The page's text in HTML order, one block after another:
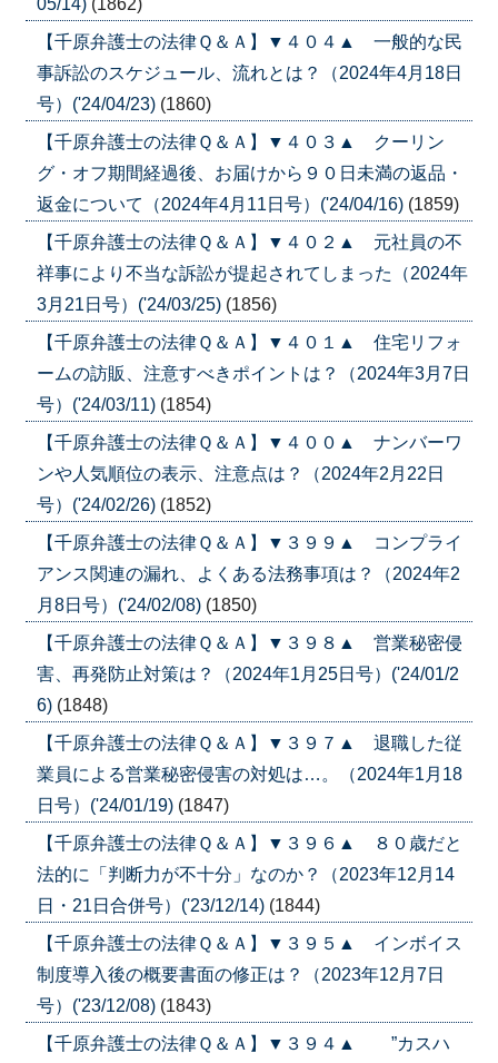
【千原弁護士の法律Ｑ＆Ａ】▼４０４▲ 一般的な民
事訴訟のスケジュール、流れとは？（2024年4月18日
号）('24/04/23) (1860)
【千原弁護士の法律Ｑ＆Ａ】▼４０３▲ クーリン
グ・オフ期間経過後、お届けから９０日未満の返品・
返金について（2024年4月11日号）('24/04/16) (1859)
【千原弁護士の法律Ｑ＆Ａ】▼４０２▲ 元社員の不
祥事により不当な訴訟が提起されてしまった（2024年
3月21日号）('24/03/25) (1856)
【千原弁護士の法律Ｑ＆Ａ】▼４０１▲ 住宅リフォ
ームの訪販、注意すべきポイントは？（2024年3月7日
号）('24/03/11) (1854)
【千原弁護士の法律Ｑ＆Ａ】▼４００▲ ナンバーワ
ンや人気順位の表示、注意点は？（2024年2月22日
号）('24/02/26) (1852)
【千原弁護士の法律Ｑ＆Ａ】▼３９９▲ コンプライ
アンス関連の漏れ、よくある法務事項は？（2024年2
月8日号）('24/02/08) (1850)
【千原弁護士の法律Ｑ＆Ａ】▼３９８▲ 営業秘密侵
害、再発防止対策は？（2024年1月25日号）('24/01/2
6) (1848)
【千原弁護士の法律Ｑ＆Ａ】▼３９７▲ 退職した従
業員による営業秘密侵害の対処は…。（2024年1月18
日号）('24/01/19) (1847)
【千原弁護士の法律Ｑ＆Ａ】▼３９６▲ ８０歳だと
法的に「判断力が不十分」なのか？（2023年12月14
日・21日合併号）('23/12/14) (1844)
【千原弁護士の法律Ｑ＆Ａ】▼３９５▲ インボイス
制度導入後の概要書面の修正は？（2023年12月7日
号）('23/12/08) (1843)
【千原弁護士の法律Ｑ＆Ａ】▼３９４▲ ”カスハ